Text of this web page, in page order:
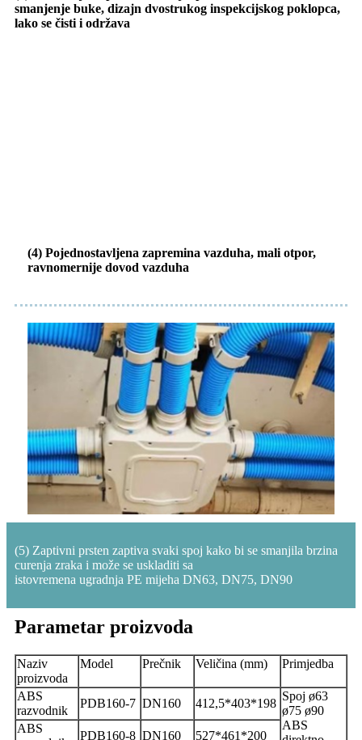
smanjenje buke, dizajn dvostrukog inspekcijskog poklopca,
lako se čisti i održava
(4) Pojednostavljena zapremina vazduha, mali otpor,
ravnomernije dovod vazduha
(5) Zaptivni prsten zaptiva svaki spoj kako bi se smanjila brzina
curenja zraka i može se uskladiti sa
istovremena ugradnja PE mijeha DN63, DN75, DN90
Parametar proizvoda
Naziv
proizvoda
Model Prečnik Veličina (mm) Primjedba
ABS
razvodnik
PDB160-7 DN160 412,5*403*198
Spoj ø63
ø75 ø90
ABS
ABS
PDB160-8 DN160 527*461*200